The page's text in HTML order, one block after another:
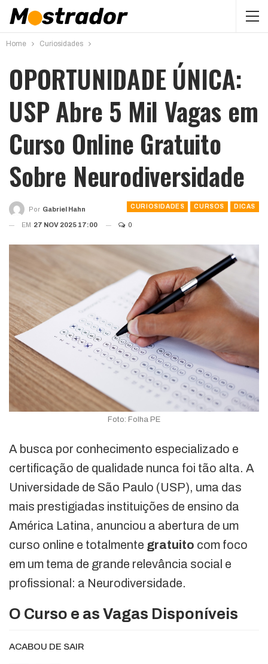
Home Curiosidades
OPORTUNIDADE ÚNICA:
USP Abre 5 Mil Vagas em
Curso Online Gratuito
Sobre Neurodiversidade
CURIOSIDADES CURSOS DICAS
Por Gabriel Hahn
EM 27 NOV 2025 17:00 0
Foto: Folha PE
A busca por conhecimento especializado e
certificação de qualidade nunca foi tão alta. A
Universidade de São Paulo (USP), uma das
mais prestigiadas instituições de ensino da
América Latina, anunciou a abertura de um
curso online e totalmente gratuito com foco
em um tema de grande relevância social e
profissional: a Neurodiversidade.
O Curso e as Vagas Disponíveis
ACABOU DE SAIR